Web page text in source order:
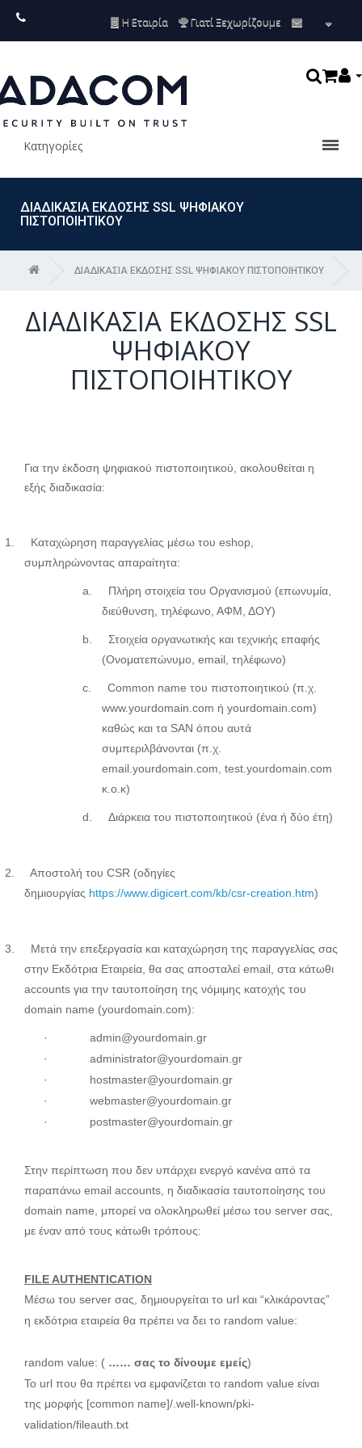
Η Εταιρία Γιατί Ξεχωρίζουμε
Κατηγορίες
ΔΙΑΔΙΚΑΣΙΑ ΕΚΔΟΣΗΣ SSL ΨΗΦΙΑΚΟΥ
ΠΙΣΤΟΠΟΙΗΤΙΚΟΥ
ΔΙΑΔΙΚΑΣΙΑ ΕΚΔΟΣΗΣ SSL ΨΗΦΙΑΚΟΥ ΠΙΣΤΟΠΟΙΗΤΙΚΟΥ
ΔΙΑΔΙΚΑΣΙΑ ΕΚΔΟΣΗΣ SSL
ΨΗΦΙΑΚΟΥ
ΠΙΣΤΟΠΟΙΗΤΙΚΟΥ
Για την έκδοση ψηφιακού πιστοποιητικού, ακολουθείται η
εξής διαδικασία:
1. Καταχώρηση παραγγελίας μέσω του eshop
συμπληρώνοντας απαραίτητα:
a.
Πλήρη στοιχεία του Οργανισμού (επωνυμία,
διεύθυνση, τηλέφωνο, ΑΦΜ, ΔΟΥ)
b.
Στοιχεία οργανωτικής και τεχνικής επαφής
(Ονοματεπώνυμο, email , τηλέφωνο)
c. Common name του πιστοποιητικού (π.χ.
www.yourdomain.com ή yourdomain.com)
καθώς και τα SAN όπου αυτά
συμπεριλβάνονται (π χ
email.yourdomain.com, test.yourdomain.com
κ ο κ)
d. Διάρκεια του πιστοποιητικού (ένα ή δύο έτη)
2. Αποστολή του CSR (οδηγίες
δημιουργίας https://www.digicert.com/kb/csr-creation.htm)
3.
Μετά την επεξεργασία και καταχώρηση της παραγγελίας σας
στην Εκδότρια Εταιρεία, θα σας αποσταλεί email , στα κάτωθι
accounts για την ταυτοποίηση της νόμιμης κατοχής του
domain name (yourdomain com):
·
admin@yourdomain.gr
·
administrator@yourdomain.gr
·
hostmaster@yourdomain.gr
·
webmaster@yourdomain.gr
·
postmaster@yourdomain.gr
Στην περίπτωση που δεν υπάρχει ενεργό κανένα από τα
παραπάνω email accounts , η διαδικασία ταυτοποίησης του
domain name , μπορεί να ολοκληρωθεί μέσω του server σας,
με έναν από τους κάτωθι τρόπους:
FILE AUTHENTICATION
Μέσω του server σας, δημιουργείται το url και “κλικάροντας”
η εκδότρια εταιρεία θα πρέπει να δει το random value:
random value: ( …… σας το δίνουμε εμείς)
Το url που θα πρέπει να εμφανίζεται το random value είναι
της μορφής [common name]/.well-known/pki-
validation/fileauth.txt